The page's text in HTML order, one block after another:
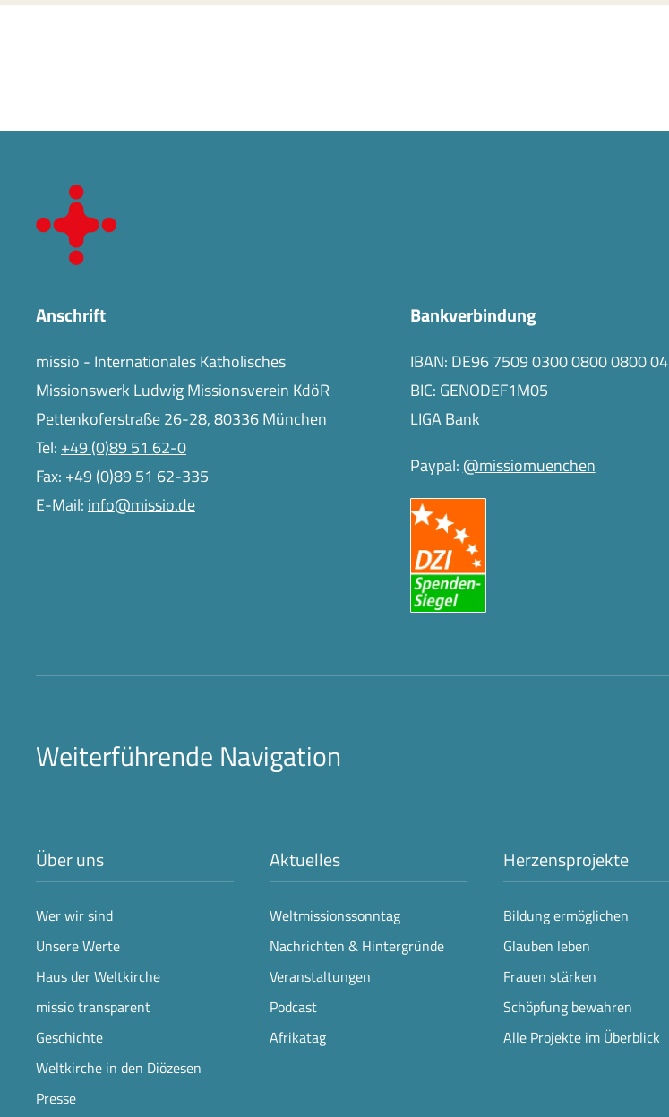
Anschrift
missio - Internationales Katholisches
Missionswerk Ludwig Missionsverein KdöR
Pettenkoferstraße 26-28, 80336 München
Tel: +49 (0)89 51 62-0
Fax: +49 (0)89 51 62-335
E-Mail: info@missio.de
Bankverbindung
IBAN: DE96 7509 0300 0800 0800 04
BIC: GENODEF1M05
LIGA Bank
Paypal: @missiomuenchen
Weiterführende Navigation
Über uns
Wer wir sind
Unsere Werte
Haus der Weltkirche
missio transparent
Geschichte
Weltkirche in den Diözesen
Presse
Aktuelles
Weltmissionssonntag
Nachrichten & Hintergründe
Veranstaltungen
Podcast
Afrikatag
Herzensprojekte
Bildung ermöglichen
Glauben leben
Frauen stärken
Schöpfung bewahren
Alle Projekte im Überblick